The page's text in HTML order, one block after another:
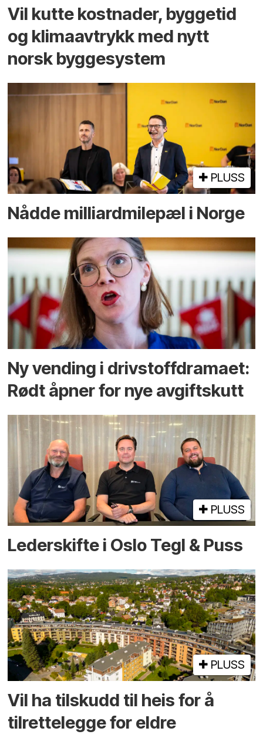
Vil kutte kostnader, byggetid
og klima­avtrykk med nytt
norsk bygge­system
PLUSS
Nådde milliard­­milepæl i Norge
Ny vending i drivstoffdramaet:
Rødt åpner for nye avgiftskutt
PLUSS
Lederskifte i Oslo Tegl & Puss
PLUSS
Vil ha tilskudd til heis for å
tilrettelegge for eldre